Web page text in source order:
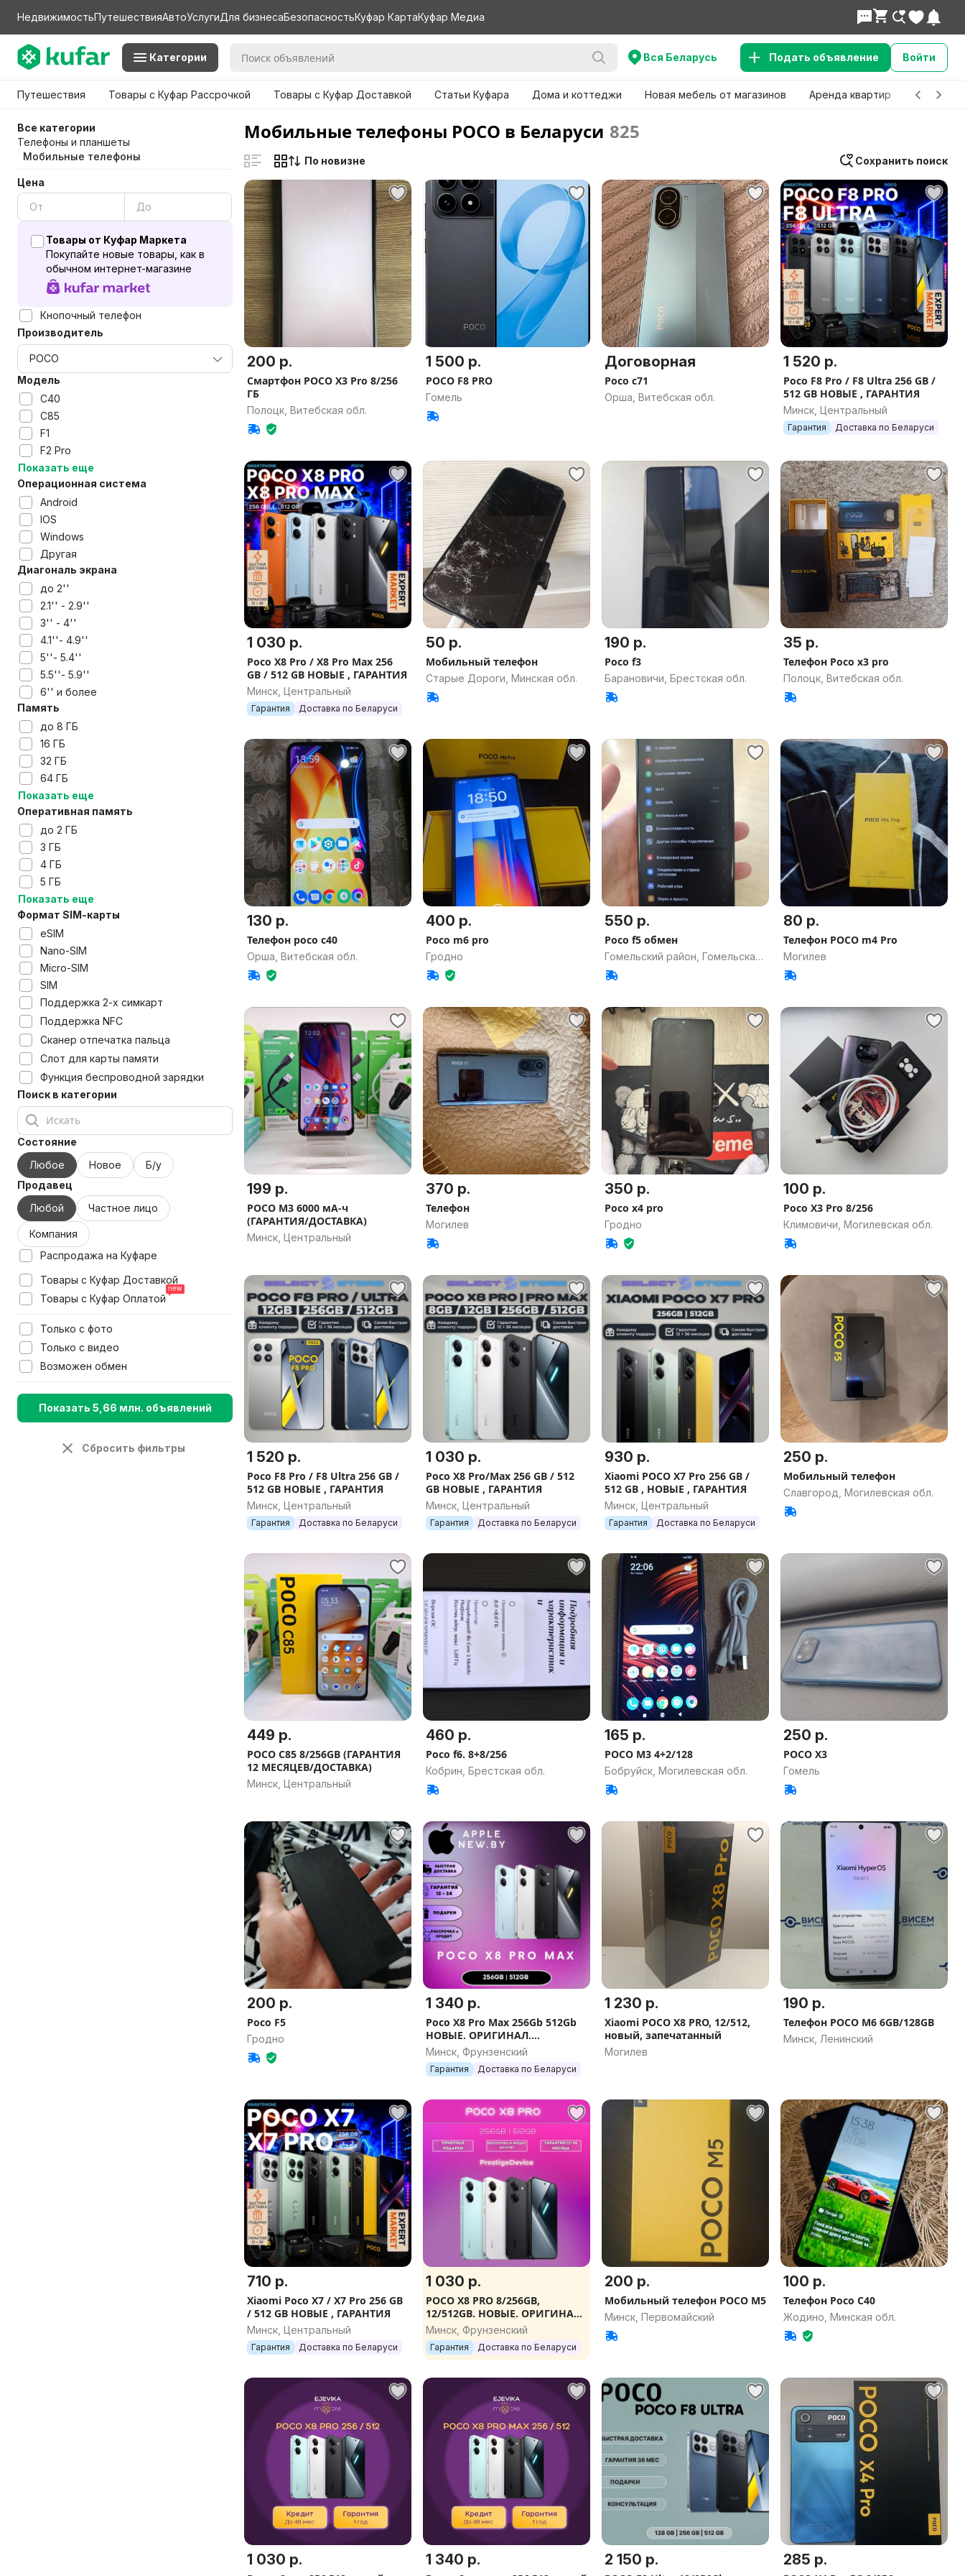
НедвижимостьПутешествияАвтоУслугиДля бизнесаБезопасностьКуфар КартаКуфар Медиа
Категории Вся Беларусь Подать объявление Войти
Путешествия Товары с Куфар Рассрочкой Товары с Куфар Доставкой Статьи Куфара Дома и коттеджи Новая мебель от магазинов Аренда квартир Детские
Все категории
Телефоны и планшеты
Мобильные телефоны
Цена
Товары от Куфар Маркета
Покупайте новые товары, как в
обычном интернет-магазине
Кнопочный телефон
Производитель
Модель
C40
C85
F1
F2 Pro
Показать еще
Операционная система
Android
IOS
Windows
Другая
Диагональ экрана
до 2''
2.1'' - 2.9''
3'' - 4''
4.1''- 4.9''
5''- 5.4''
5.5''- 5.9''
6'' и более
Память
до 8 ГБ
16 ГБ
32 ГБ
64 ГБ
Показать еще
Оперативная память
до 2 ГБ
3 ГБ
4 ГБ
5 ГБ
Показать еще
Формат SIM-карты
eSIM
Nano-SIM
Micro-SIM
SIM
Поддержка 2-х симкарт
Поддержка NFC
Сканер отпечатка пальца
Слот для карты памяти
Функция беспроводной зарядки
Поиск в категории
Состояние
Любое
Новое
Б/у
Продавец
Любой
Частное лицо
Компания
Распродажа на Куфаре
Товары с Куфар Доставкой
Товары с Куфар Оплатой
Только с фото
Только с видео
Возможен обмен
Показать 5,66 млн. объявлений
Сбросить фильтры
Мобильные телефоны POCO в Беларуси 825
Сохранить поиск
По новизне
200 р.
Смартфон POCO X3 Pro 8/256
ГБ
Полоцк, Витебская обл.
1 500 р.
POCO F8 PRO
Гомель
Договорная
Poco c71
Орша, Витебская обл.
1 520 р.
Poco F8 Pro / F8 Ultra 256 GB /
512 GB НОВЫЕ , ГАРАНТИЯ
Минск, Центральный
Гарантия Доставка по Беларуси
1 030 р.
Poco X8 Pro / X8 Pro Max 256
GB / 512 GB НОВЫЕ , ГАРАНТИЯ
Минск, Центральный
Гарантия Доставка по Беларуси
50 р.
Мобильный телефон
Старые Дороги, Минская обл.
190 р.
Poco f3
Барановичи, Брестская обл.
35 р.
Телефон Poco x3 pro
Полоцк, Витебская обл.
130 р.
Телефон poco c40
Орша, Витебская обл.
400 р.
Poco m6 pro
Гродно
550 р.
Poco f5 обмен
Гомельский район, Гомельская
обл.
80 р.
Телефон POCO m4 Pro
Могилев
199 р.
POCO M3 6000 мА-ч
(ГАРАНТИЯ/ДОСТАВКА)
Минск, Центральный
370 р.
Телефон
Могилев
350 р.
Poco x4 pro
Гродно
100 р.
Poco X3 Pro 8/256
Климовичи, Могилевская обл.
1 520 р.
Poco F8 Pro / F8 Ultra 256 GB /
512 GB НОВЫЕ , ГАРАНТИЯ
Минск, Центральный
Гарантия Доставка по Беларуси
1 030 р.
Poco X8 Pro/Max 256 GB / 512
GB НОВЫЕ , ГАРАНТИЯ
Минск, Центральный
Гарантия Доставка по Беларуси
930 р.
Xiaomi POCO X7 Pro 256 GB /
512 GB , НОВЫЕ , ГАРАНТИЯ
Минск, Центральный
Гарантия Доставка по Беларуси
250 р.
Мобильный телефон
Славгород, Могилевская обл.
449 р.
POCO C85 8/256GB (ГАРАНТИЯ
12 МЕСЯЦЕВ/ДОСТАВКА)
Минск, Центральный
460 р.
Poco f6. 8+8/256
Кобрин, Брестская обл.
165 р.
POCO M3 4+2/128
Бобруйск, Могилевская обл.
250 р.
POCO X3
Гомель
200 р.
Poco F5
Гродно
1 340 р.
Poco X8 Pro Max 256Gb 512Gb
НОВЫЕ. ОРИГИНАЛ.
ГАРАНТИЯ
Минск, Фрунзенский
Гарантия Доставка по Беларуси
1 230 р.
Xiaomi POCO X8 PRO, 12/512,
новый, запечатанный
Могилев
190 р.
Телефон POCO M6 6GB/128GB
Минск, Ленинский
710 р.
Xiaomi Poco X7 / X7 Pro 256 GB
/ 512 GB НОВЫЕ , ГАРАНТИЯ
Минск, Центральный
Гарантия Доставка по Беларуси
1 030 р.
POCO X8 PRO 8/256GB,
12/512GB. НОВЫЕ. ОРИГИНАЛ.
ВСЕ ЦВЕТА. ГАРАНТИЯ.
Минск, Фрунзенский
Гарантия Доставка по Беларуси
200 р.
Мобильный телефон POCO M5
Минск, Первомайский
100 р.
Телефон Poco C40
Жодино, Минская обл.
1 030 р. 1 340 р. 2 150 р. 285 р.